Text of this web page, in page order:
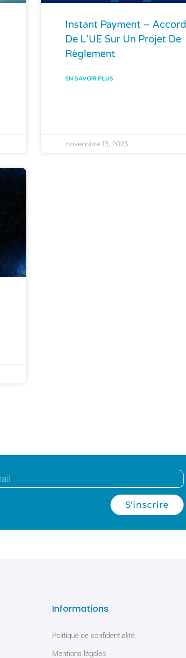
Instant Payment – Accord
De L’UE Sur Un Projet De
Règlement
EN SAVOIR PLUS
novembre 13, 2023
S'inscrire
Informations
Politique de confidentialité
Mentions légales